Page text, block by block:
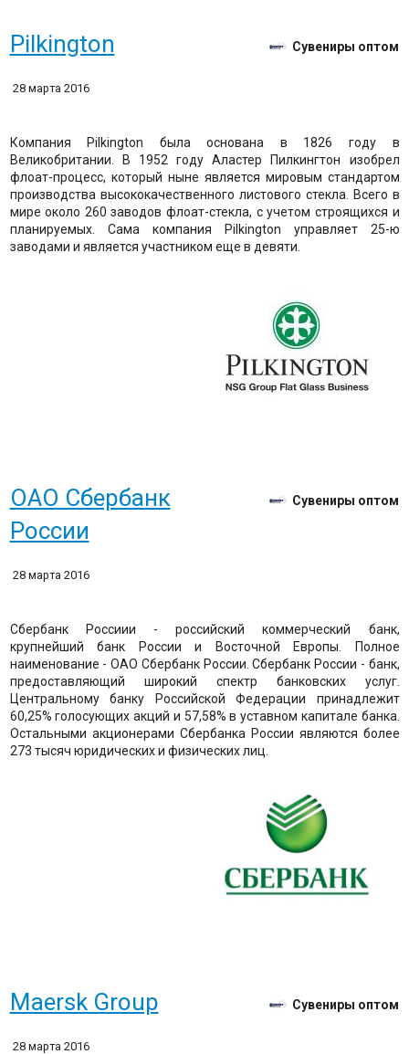
Pilkington Сувениры оптом
28 марта 2016
Компания Pilkington была основана в 1826 году в
Великобритании. В 1952 году Аластер Пилкингтон изобрел
флоат-процесс, который ныне является мировым стандартом
производства высококачественного листового стекла. Всего в
мире около 260 заводов флоат-стекла, с учетом строящихся и
планируемых. Сама компания Pilkington управляет 25-ю
заводами и является участником еще в девяти.
ОАО Сбербанк
России
Сувениры оптом
28 марта 2016
Сбербанк Россиии - российский коммерческий банк,
крупнейший банк России и Восточной Европы. Полное
наименование - ОАО Сбербанк России. Сбербанк России - банк,
предоставляющий широкий спектр банковских услуг.
Центральному банку Российской Федерации принадлежит
60,25% голосующих акций и 57,58% в уставном капитале банка.
Остальными акционерами Сбербанка России являются более
273 тысяч юридических и физических лиц.
Maersk Group Сувениры оптом
28 марта 2016